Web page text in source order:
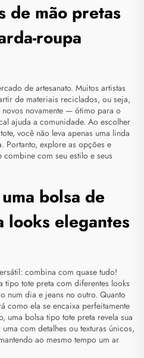
de mão pretas
roupa
de artesanato. Muitos artistas
de materiais reciclados, ou seja,
novamente — ótimo para o
ajuda a comunidade. Ao escolher
você não leva apenas uma linda
Portanto, explore as opções e
combine com seu estilo e seus
bolsa de
looks elegantes
combina com quase tudo!
tipo tote preta com diferentes looks
num dia e jeans no outro. Quanto
como ela se encaixa perfeitamente
uma bolsa tipo tote preta revela sua
com detalhes ou texturas únicos,
ao mesmo tempo um ar